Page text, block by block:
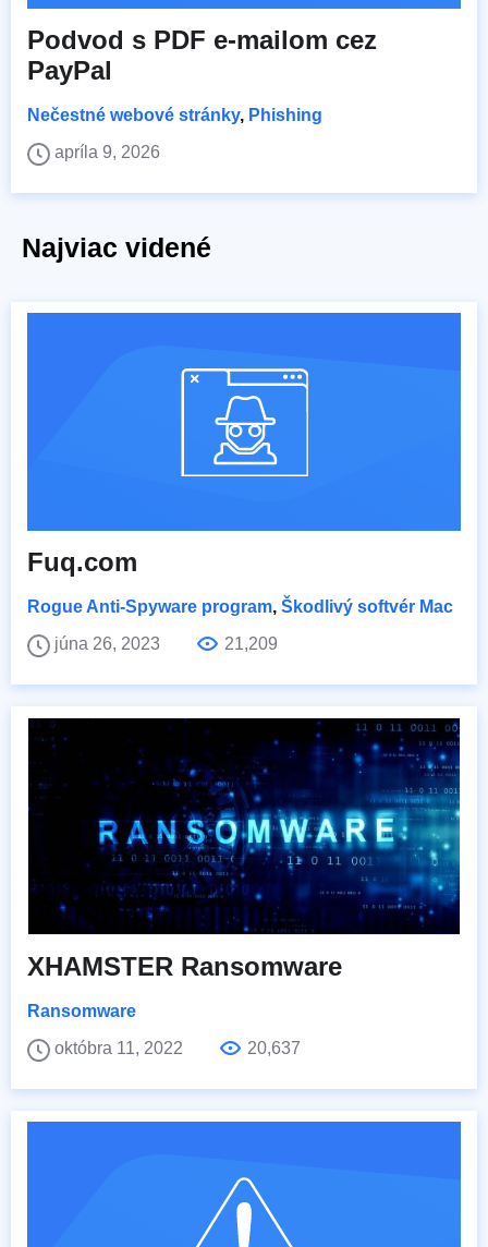
Podvod s PDF e-mailom cez
PayPal
Nečestné webové stránky, Phishing
apríla 9, 2026
Najviac videné
Fuq.com
Rogue Anti-Spyware program, Škodlivý softvér Mac
júna 26, 2023
21,209
XHAMSTER Ransomware
Ransomware
októbra 11, 2022
20,637